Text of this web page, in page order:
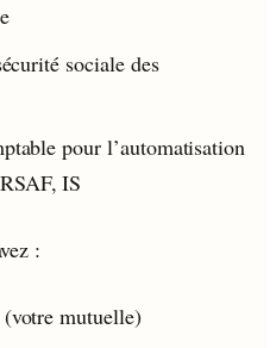
sociale des
pour l’automatisation
IS
:
mutuelle)